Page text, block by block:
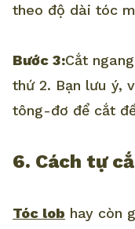
theo độ dài tóc
Bước 3:Cắt
thứ 2. Bạn lưu ý,
tông-đơ để cắt
6. Cách tự
Tóc lob hay còn